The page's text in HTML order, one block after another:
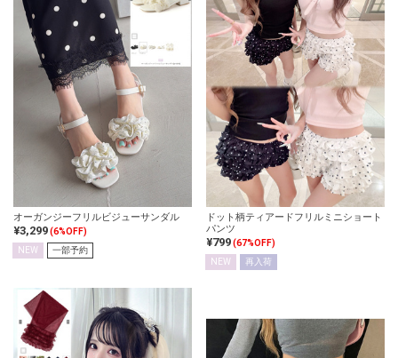
オーガンジーフリルビジューサンダル
¥3,299(6%OFF)
NEW
一部予約
ドット柄ティアードフリルミニショート
パンツ
¥799(67%OFF)
NEW
再入荷